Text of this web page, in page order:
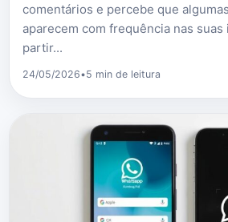
comentários e percebe que
aparecem com frequência nas suas
partir...
24/05/2026•5 min de leitura